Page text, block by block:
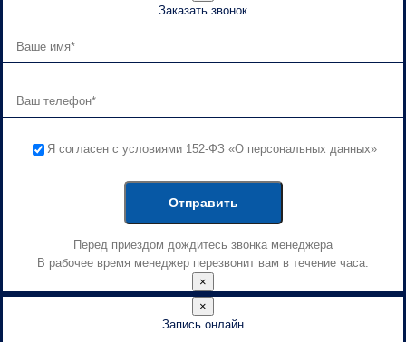
Заказать звонок
Я согласен с условиями 152-ФЗ «О персональных данных»
Перед приездом дождитесь звонка менеджера
В рабочее время менеджер перезвонит вам в течение часа.
×
×
Запись онлайн